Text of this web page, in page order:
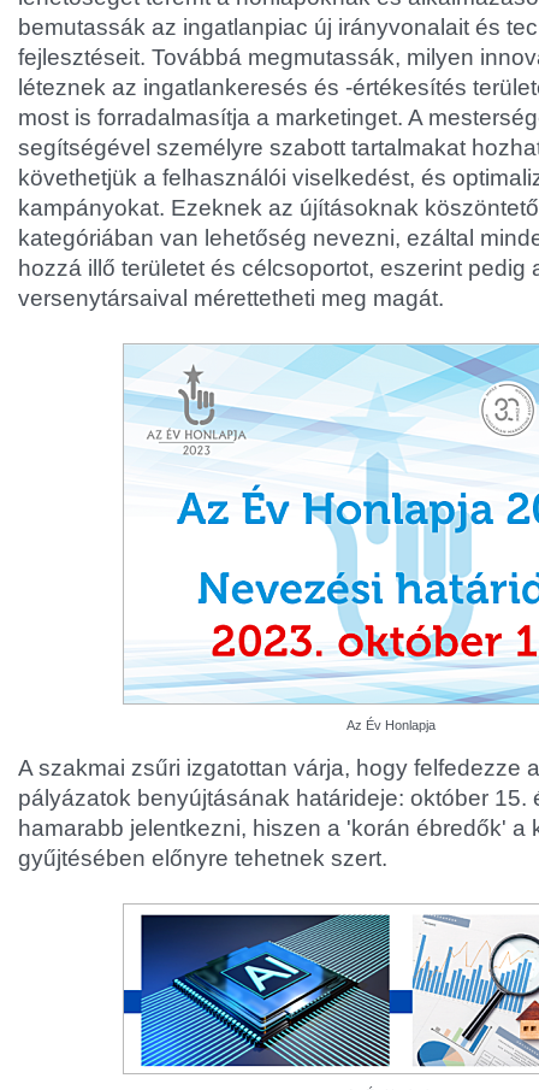
bemutassák az ingatlanpiac új irányvonalait és
fejlesztéseit. Továbbá megmutassák, milyen
léteznek az ingatlankeresés és -értékesítés
most is forradalmasítja a marketinget. A
segítségével személyre szabott tartalmakat
követhetjük a felhasználói viselkedést, és
kampányokat. Ezeknek az újításoknak
kategóriában van lehetőség nevezni, ezáltal
hozzá illő területet és célcsoportot, eszerint pedig
versenytársaival mérettetheti meg magát.
Az Év Honlapja
A szakmai zsűri izgatottan várja, hogy felfedezze
pályázatok benyújtásának határideje: október 15.
hamarabb jelentkezni, hiszen a 'korán ébredők' a
gyűjtésében előnyre tehetnek szert.